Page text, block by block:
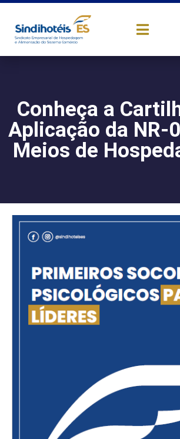
Conheça a
Aplicação da NR-
Meios de